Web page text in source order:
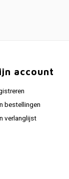
account
bestellingen
verlanglijst